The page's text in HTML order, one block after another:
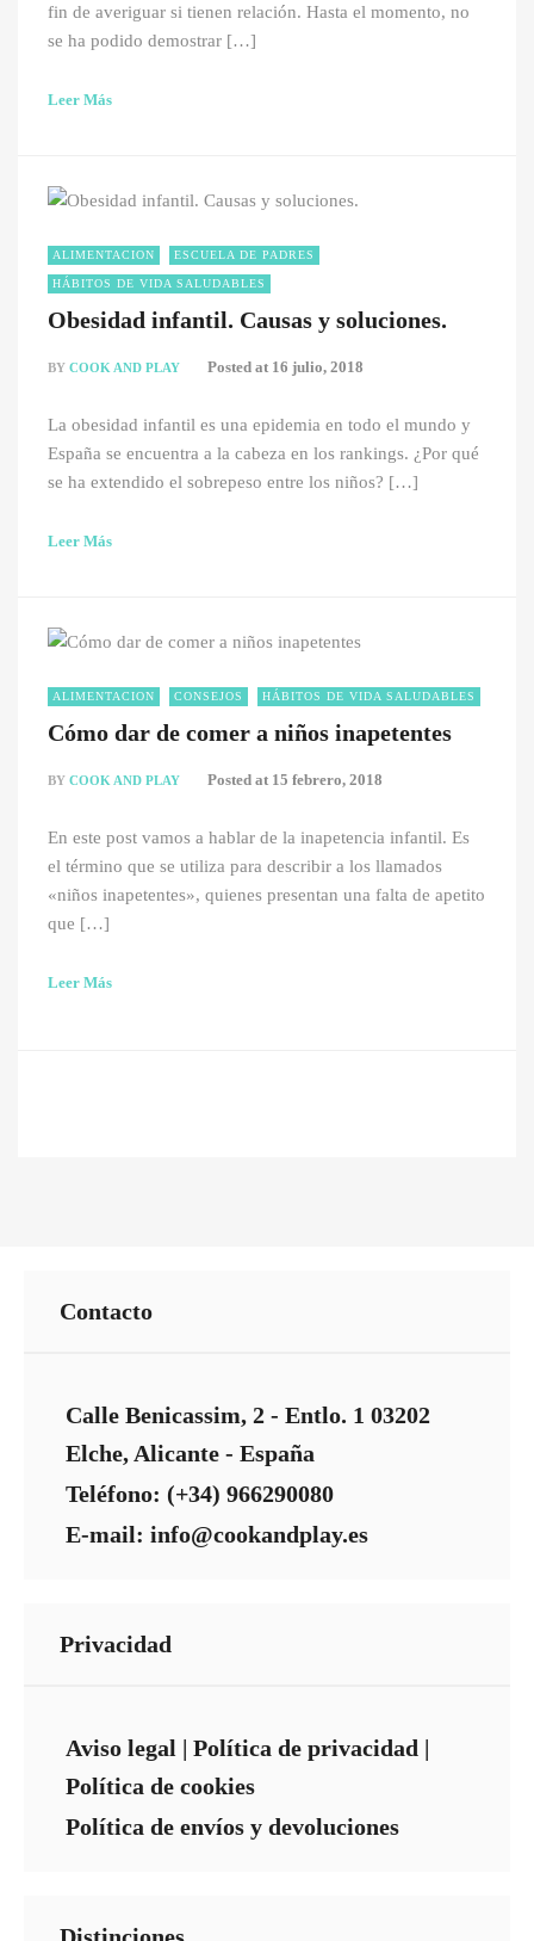
fin de averiguar si tienen relación. Hasta el momento, no
se ha podido demostrar […]
Leer Más
ALIMENTACION ESCUELA DE PADRES
HÁBITOS DE VIDA SALUDABLES
Obesidad infantil. Causas y soluciones.
BY COOK AND PLAY Posted at 16 julio, 2018
La obesidad infantil es una epidemia en todo el mundo y
España se encuentra a la cabeza en los rankings. ¿Por qué
se ha extendido el sobrepeso entre los niños? […]
Leer Más
ALIMENTACION CONSEJOS HÁBITOS DE VIDA SALUDABLES
Cómo dar de comer a niños inapetentes
BY COOK AND PLAY Posted at 15 febrero, 2018
En este post vamos a hablar de la inapetencia infantil. Es
el término que se utiliza para describir a los llamados
«niños inapetentes», quienes presentan una falta de apetito
que […]
Leer Más
Contacto
Calle Benicassim, 2 - Entlo. 1 03202
Elche, Alicante - España
Teléfono: (+34) 966290080
E-mail: info@cookandplay.es
Privacidad
Aviso legal | Política de privacidad |
Política de cookies
Política de envíos y devoluciones